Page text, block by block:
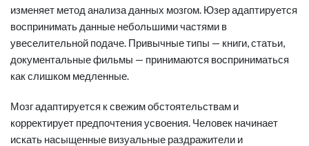
изменяет метод анализа данных мозгом. Юзер адаптируется
воспринимать данные небольшими частями в
увеселительной подаче. Привычные типы — книги, статьи,
документальные фильмы — принимаются восприниматься
как слишком медленные.
Мозг адаптируется к свежим обстоятельствам и
корректирует предпочтения усвоения. Человек начинает
искать насыщенные визуальные раздражители и